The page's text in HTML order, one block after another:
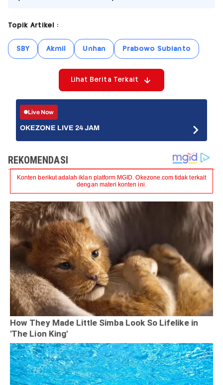
Topik Artikel :
SBY Akmil Unhan Prabowo Subianto
Lihat Berita Terkait
Live Now
OKEZONE LIVE 24 JAM